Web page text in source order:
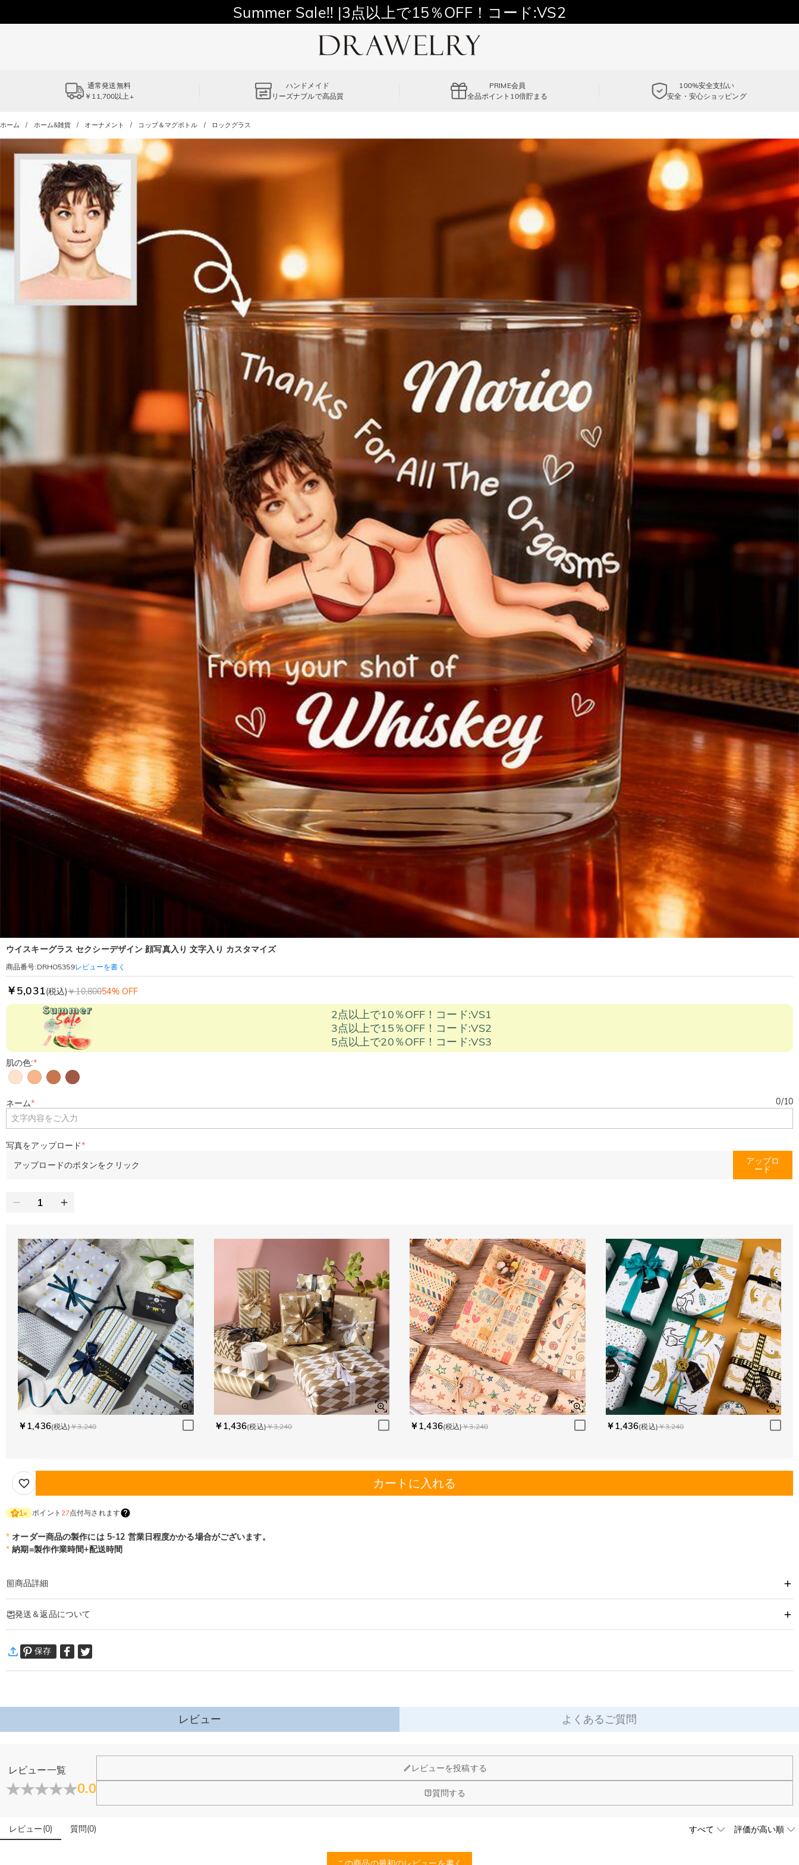
11,700円以上通常配送無料！
Summer Sale!! |3点以上で15％OFF！コード:VS2
通常発送無料
￥11,700以上+
ハンドメイド
リーズナブルで高品質
PRIME会員
全品ポイント10倍貯まる
100%安全支払い
安全・安心ショッピング
ホーム ホーム&雑貨 オーナメント コップ＆マグボトル ロックグラス
ウイスキーグラス セクシーデザイン 顔写真入り 文字入り カスタマイズ
商品番号:DRHO5359レビューを書く
￥5,031(税込)￥10,80054% OFF
2点以上で10％OFF！コード:VS1
3点以上で15％OFF！コード:VS2
5点以上で20％OFF！コード:VS3
肌の色:*
ネーム* 0/10
写真をアップロード*
アップロードのボタンをクリック
アップロ
ード
￥1,436(税込)￥3,240 ￥1,436(税込)￥3,240 ￥1,436(税込)￥3,240 ￥1,436(税込)￥3,240
カートに入れる
1× ポイント 27点付与されます
* オーダー商品の製作には 5-12 営業日程度かかる場合がございます。
* 納期=製作作業時間+配送時間
商品詳細
オーダーメイドウイスキーグラスは、夫や彼氏をはじめ、人生における大切な男性へ贈る究極の贅沢な贈り物です。これは単なる飲みグラスにとどまらず、彼の鮮やかで個性豊かな性格にぴったりの、唯一無二の思い出の蔵となるアイテムで、
二人が共に過ごすどんな大切な瞬間にも、軽やかで粋な趣を添えてくれます。
このグラスには、二人の特別な絆を象徴する思い出の刻印を自由にカスタマイズできます。二人が共に酌み交わす大切な飲酒の瞬間を形に残す、心の通った思い出の品へと変えてくれるのです。
記念日、バレンタインデー、誕生日、クリスマス、その他あらゆる特別な節目にぴったりで、人生の上品な愉しみを知っている男性への贈り物として最適です。これはただのウイスキーグラスではなく、あなたの心遣いと想いが凝縮された贈り
物であり、そっと愛を思い出させてくれる存在です。ウイスキーを片手に酌み交わす二人の絆の時の楽しさを、一層引き立ててくれるのです。
発送＆返品について
万一、ご注文商品にご満足いただけない場合は、商品が到着後60日以内に返品＆交換できます。
詳細はこちら
保存
レビュー よくあるご質問
レビュー一覧
0.0
レビューを投稿する
質問する
レビュー(0) 質問(0)